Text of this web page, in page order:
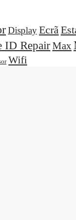
DisplayEcrã
ID RepairMax
Wifi